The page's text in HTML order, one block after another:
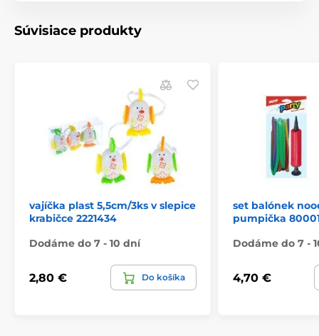
Súvisiace produkty
vajíčka plast 5,5cm/3ks v slepice
krabičce 2221434
Dodáme do 7 - 10 dní
2,80 € Do košíka
set balónek
pumpička
Dodáme do 7 -
4,70 €